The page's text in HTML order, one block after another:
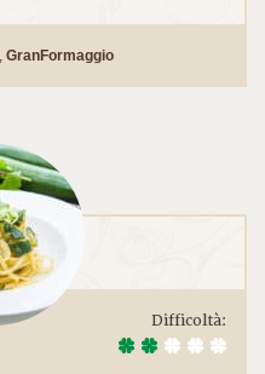
GranFormaggio
Difficoltà: